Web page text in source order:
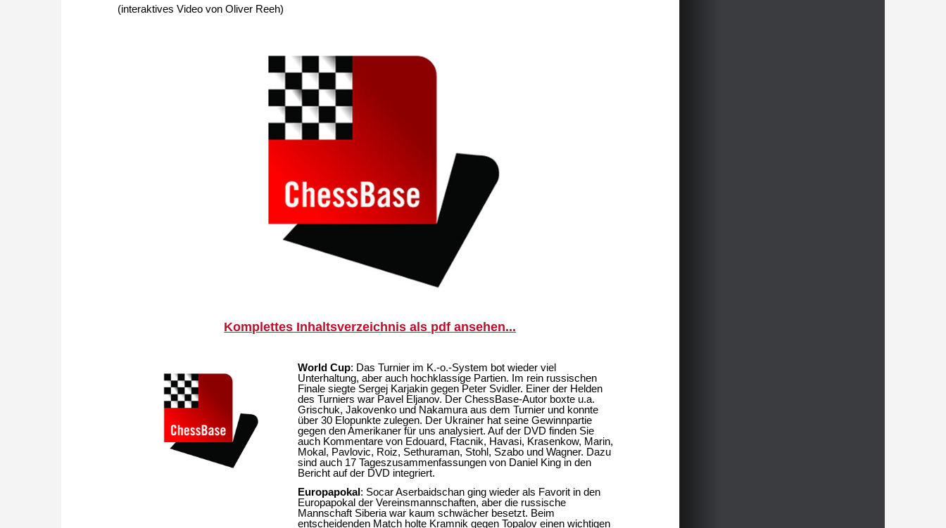
(interaktives Video von Oliver Reeh)
Komplettes Inhaltsverzeichnis als pdf ansehen...
World Cup: Das Turnier im K.-o.-System bot wieder viel
Unterhaltung, aber auch hochklassige Partien. Im rein russischen
Finale siegte Sergej Karjakin gegen Peter Svidler. Einer der Helden
des Turniers war Pavel Eljanov. Der ChessBase-Autor boxte u.a.
Grischuk, Jakovenko und Nakamura aus dem Turnier und konnte
über 30 Elopunkte zulegen. Der Ukrainer hat seine Gewinnpartie
gegen den Amerikaner für uns analysiert. Auf der DVD finden Sie
auch Kommentare von Edouard, Ftacnik, Havasi, Krasenkow, Marin,
Mokal, Pavlovic, Roiz, Sethuraman, Stohl, Szabo und Wagner. Dazu
sind auch 17 Tageszusammenfassungen von Daniel King in den
Bericht auf der DVD integriert.
Europapokal: Socar Aserbaidschan ging wieder als Favorit in den
Europapokal der Vereinsmannschaften, aber die russische
Mannschaft Siberia war kaum schwächer besetzt. Beim
entscheidenden Match holte Kramnik gegen Topalov einen wichtigen